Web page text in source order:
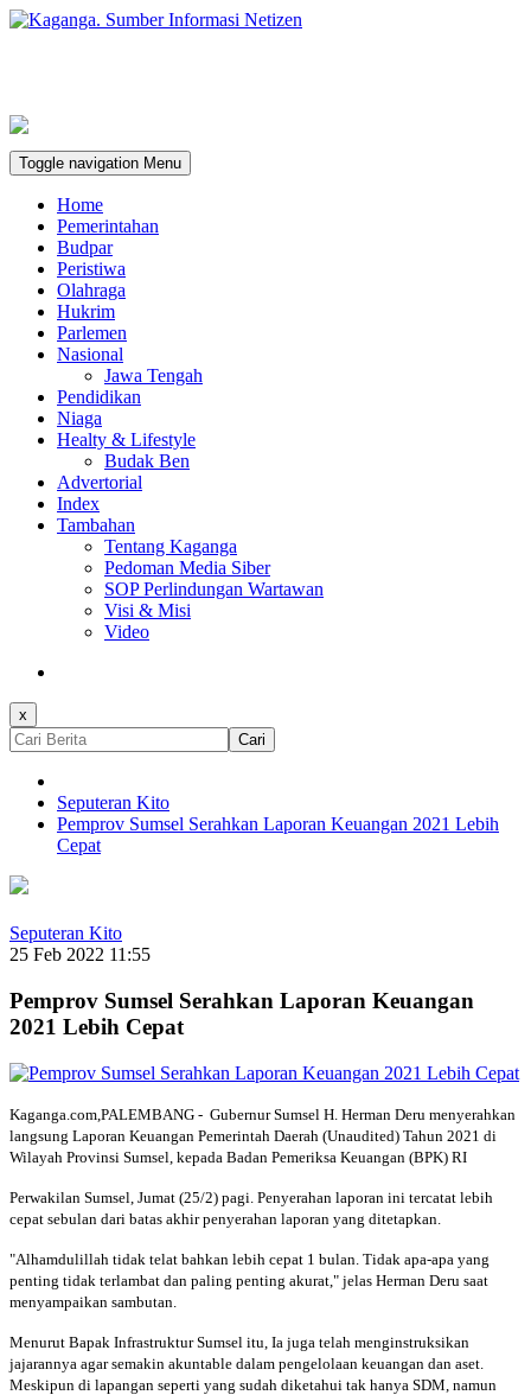
Toggle navigation Menu
Home
Pemerintahan
Budpar
Peristiwa
Olahraga
Hukrim
Parlemen
Nasional
Jawa Tengah
Pendidikan
Niaga
Healty & Lifestyle
Budak Ben
Advertorial
Index
Tambahan
Tentang Kaganga
Pedoman Media Siber
SOP Perlindungan Wartawan
Visi & Misi
Video
x
Cari
Seputeran Kito
Pemprov Sumsel Serahkan Laporan Keuangan 2021 Lebih
Cepat
Seputeran Kito
25 Feb 2022 11:55
Pemprov Sumsel Serahkan Laporan Keuangan
2021 Lebih Cepat
Kaganga.com,PALEMBANG - Gubernur Sumsel H. Herman Deru menyerahkan
langsung Laporan Keuangan Pemerintah Daerah (Unaudited) Tahun 2021 di
Wilayah Provinsi Sumsel, kepada Badan Pemeriksa Keuangan (BPK) RI
Perwakilan Sumsel, Jumat (25/2) pagi. Penyerahan laporan ini tercatat lebih
cepat sebulan dari batas akhir penyerahan laporan yang ditetapkan.
"Alhamdulillah tidak telat bahkan lebih cepat 1 bulan. Tidak apa-apa yang
penting tidak terlambat dan paling penting akurat," jelas Herman Deru saat
menyampaikan sambutan.
Menurut Bapak Infrastruktur Sumsel itu, Ia juga telah menginstruksikan
jajarannya agar semakin akuntable dalam pengelolaan keuangan dan aset.
Meskipun di lapangan seperti yang sudah diketahui tak hanya SDM, namun